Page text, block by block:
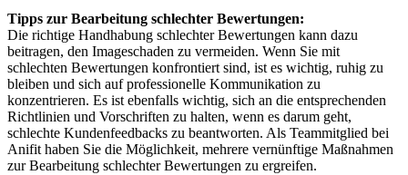
Tipps zur Bearbeitung schlechter Bewertungen:
Die richtige Handhabung schlechter Bewertungen kann dazu
beitragen, den Imageschaden zu vermeiden. Wenn Sie mit
schlechten Bewertungen konfrontiert sind, ist es wichtig, ruhig zu
bleiben und sich auf professionelle Kommunikation zu
konzentrieren. Es ist ebenfalls wichtig, sich an die entsprechenden
Richtlinien und Vorschriften zu halten, wenn es darum geht,
schlechte Kundenfeedbacks zu beantworten. Als Teammitglied bei
Anifit haben Sie die Möglichkeit, mehrere vernünftige Maßnahmen
zur Bearbeitung schlechter Bewertungen zu ergreifen.